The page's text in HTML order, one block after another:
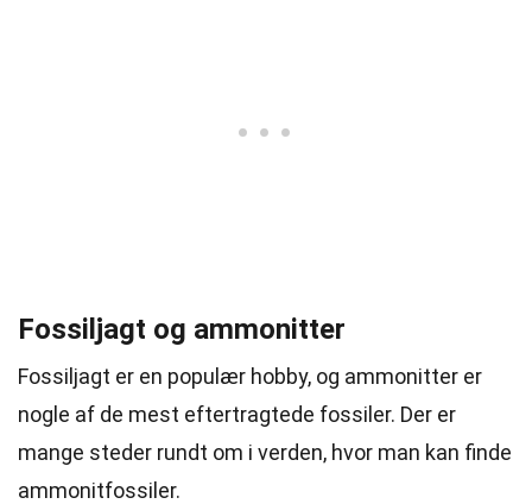
Fossiljagt og ammonitter
Fossiljagt er en populær hobby, og ammonitter er
nogle af de mest eftertragtede fossiler. Der er
mange steder rundt om i verden, hvor man kan finde
ammonitfossiler.